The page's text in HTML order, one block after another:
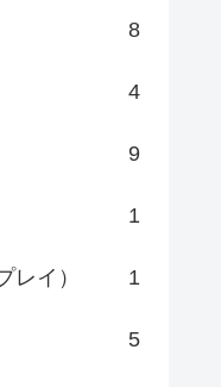
8
4
9
1
レイ） 1
5